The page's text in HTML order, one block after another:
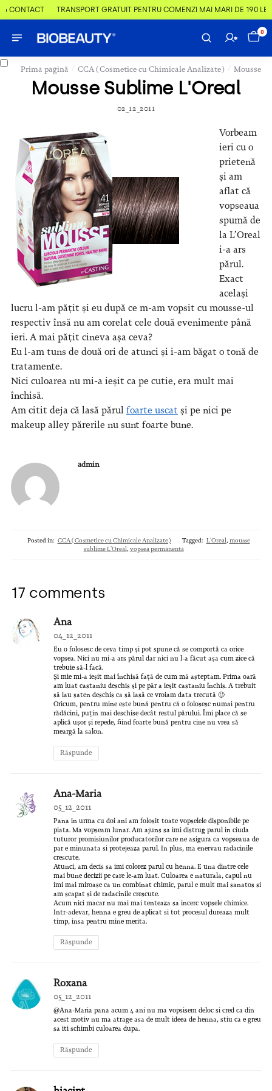
TRANSPORT GRATUIT PENTRU COMENZI MAI MARI DE 190 LEI
0
Prima pagină / CCA (Cosmetice cu Chimicale Analizate) / Mousse
Mousse Sublime L'Oreal
02_12_2011
Vorbeam
ieri cu o
prietenă
și am
aflat că
vopseaua
spumă de
la L’Oreal
i-a ars
părul.
Exact
același
lucru l-am pățit și eu după ce m-am vopsit cu mousse-ul
respectiv însă nu am corelat cele două evenimente până
ieri. A mai pățit cineva așa ceva?
Eu l-am tuns de două ori de atunci și i-am băgat o tonă de
tratamente.
Nici culoarea nu mi-a ieșit ca pe cutie, era mult mai
închisă.
Am citit deja că lasă părul foarte uscat și pe nici pe
makeup alley părerile nu sunt foarte bune.
admin
Posted in: CCA (Cosmetice cu Chimicale Analizate) Tagged: L'Oreal , mousse
sublime L'Oreal , vopsea permanenta
17 comments
Ana
04_12_2011
Eu o folosesc de ceva timp și pot spune că se comportă ca orice
vopsea. Nici nu mi-a ars părul dar nici nu l-a făcut așa cum zice că
trebuie să-l facă.
Și mie mi-a ieșit mai închisă față de cum mă așteptam. Prima oară
am luat castaniu deschis și pe păr a ieșit castaniu închis. A trebuit
să iau șaten deschis ca să iasă ce vroiam data trecută 🙂
Oricum, pentru mine este bună pentru că o folosesc numai pentru
rădăcini, puțin mai deschise decât restul părului. Îmi place că se
aplică ușor și repede, fiind foarte bună pentru cine nu vrea să
meargă la salon.
Răspunde
Ana-Maria
05_12_2011
Pana in urma cu doi ani am folosit toate vopselele disponibile pe
piata. Ma vopseam lunar. Am ajuns sa imi distrug parul in ciuda
tuturor promisiunilor producatorilor care ne asigura ca vopseaua de
par e minunata si protejeaza parul. In plus, ma enervau radacinile
crescute.
Atunci, am decis sa imi colorez parul cu henna. E una dintre cele
mai bune decizii pe care le-am luat. Culoarea e naturala, capul nu
imi mai miroase ca un combinat chimic, parul e mult mai sanatos si
am scapat si de radacinile crescute.
Acum nici macar nu mai mai tenteaza sa incerc vopsele chimice.
Intr-adevar, henna e greu de aplicat si tot procesul dureaza mult
timp, insa pentru mine merita.
Răspunde
Roxana
05_12_2011
@Ana-Maria pana acum 4 ani nu ma vopsisem deloc si cred ca din
acest motiv nu ma atrage asa de mult ideea de henna, stiu ca e greu
sa iti schimbi culoarea dupa.
Răspunde